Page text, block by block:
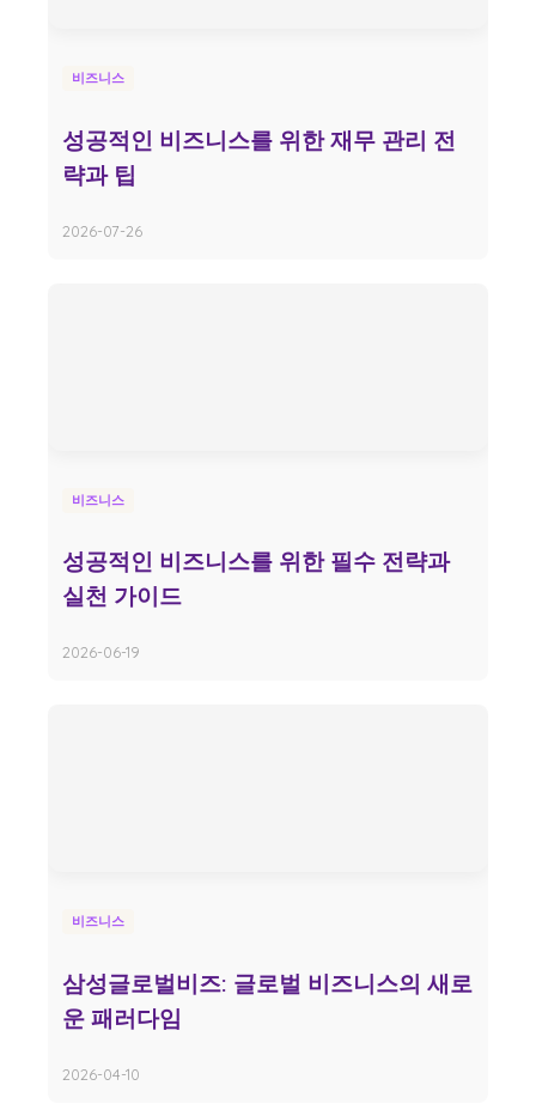
비즈니스
성공적인 비즈니스를 위한 재무 관리 전
략과 팁
2026-07-26
비즈니스
성공적인 비즈니스를 위한 필수 전략과
실천 가이드
2026-06-19
비즈니스
삼성글로벌비즈: 글로벌 비즈니스의 새로
운 패러다임
2026-04-10